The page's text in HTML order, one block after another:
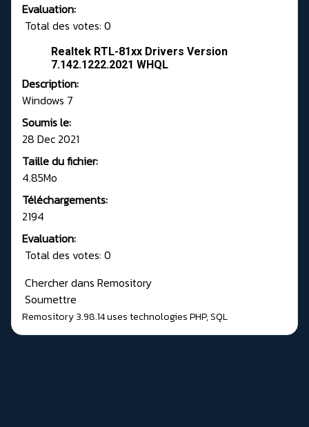
Evaluation:
Total des votes: 0
Realtek RTL-81xx Drivers Version
7.142.1222.2021 WHQL
Description:
Windows 7
Soumis le:
28 Dec 2021
Taille du fichier:
4.85Mo
Téléchargements:
2194
Evaluation:
Total des votes: 0
Chercher dans Remository
Soumettre
Remository 3.98.14uses technologiesPHP,SQL